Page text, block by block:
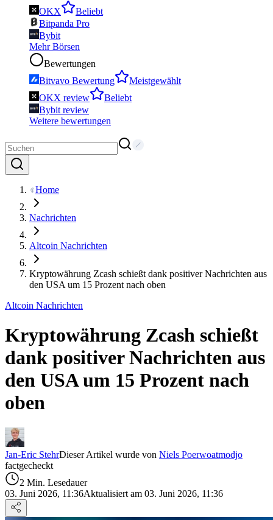
OKX
Beliebt
Bitpanda Pro
Bybit
Mehr Börsen
Bewertungen
Bitvavo Bewertung
Meistgewählt
OKX review
Beliebt
Bybit review
Weitere bewertungen
Home
Nachrichten
Altcoin Nachrichten
Kryptowährung Zcash schießt dank positiver Nachrichten aus
den USA um 15 Prozent nach oben
Altcoin Nachrichten
Kryptowährung Zcash schießt
dank positiver Nachrichten aus
den USA um 15 Prozent nach
oben
Jan-Eric StehrDieser Artikel wurde von Niels Poerwoatmodjo
factgecheckt
2 Min. Lesedauer
03. Juni 2026, 11:36Aktualisiert am 03. Juni 2026, 11:36